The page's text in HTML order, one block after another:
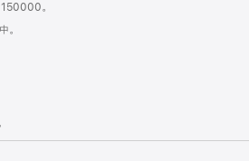
150000。
。